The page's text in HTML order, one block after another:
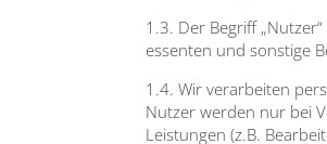
1.3. Der Begriff
es­sen­ten und sons­ti­ge
1.4. Wir ver­ar­bei­ten
Nut­zer wer­den nur bei
Leis­tun­gen (z.B.